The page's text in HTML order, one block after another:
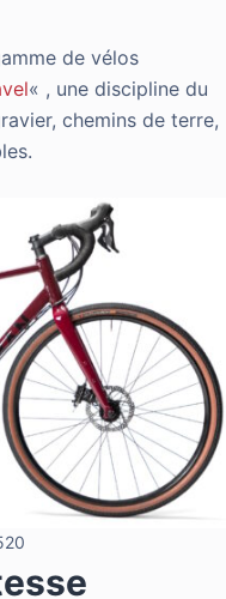
de vélos
« , une discipline du
chemins de terre,